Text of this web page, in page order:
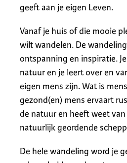
geeft aan je eigen Leven.
Vanaf je huis of die mooie
wilt wandelen. De
ontspanning en inspiratie.
natuur en je leert over en
eigen mens zijn. Wat is
gezond(en) mens ervaart
de natuur en heeft weet
natuurlijk geordende
De hele wandeling word je